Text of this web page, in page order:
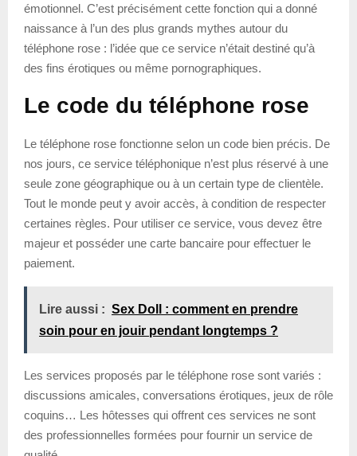
émotionnel. C’est précisément cette fonction qui a donné
naissance à l’un des plus grands mythes autour du
téléphone rose : l’idée que ce service n’était destiné qu’à
des fins érotiques ou même pornographiques.
Le code du téléphone rose
Le téléphone rose fonctionne selon un code bien précis. De
nos jours, ce service téléphonique n’est plus réservé à une
seule zone géographique ou à un certain type de clientèle.
Tout le monde peut y avoir accès, à condition de respecter
certaines règles. Pour utiliser ce service, vous devez être
majeur et posséder une carte bancaire pour effectuer le
paiement.
Lire aussi : Sex Doll : comment en prendre
soin pour en jouir pendant longtemps ?
Les services proposés par le téléphone rose sont variés :
discussions amicales, conversations érotiques, jeux de rôle
coquins… Les hôtesses qui offrent ces services ne sont
des professionnelles formées pour fournir un service de